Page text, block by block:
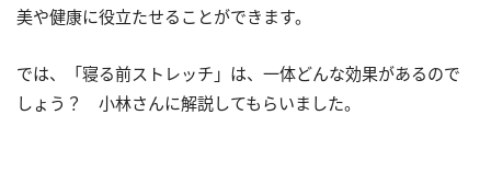
美や健康に役立たせることができます。
では、「寝る前ストレッチ」は、一体どんな効果があるので
しょう？ 小林さんに解説してもらいました。